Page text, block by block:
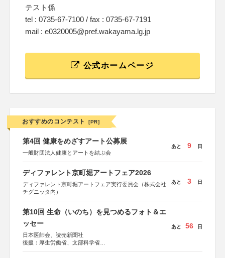
テスト係
tel : 0735-67-7100 / fax : 0735-67-7191
mail : e0320005@pref.wakayama.lg.jp
公式ホームページ
おすすめのコンテスト [PR]
第4回 健康をめざすアート公募展
一般財団法人健康とアートを結ぶ会
あと 9 日
ディファレント京町堀アートフェア2026
ディファレント京町堀アートフェア実行委員会（株式会社
チグニッタ内）
あと 3 日
第10回 生命（いのち）を見つめるフォト＆エ
ッセー
日本医師会、読売新聞社
後援：厚生労働省、文部科学省
あと 56 日